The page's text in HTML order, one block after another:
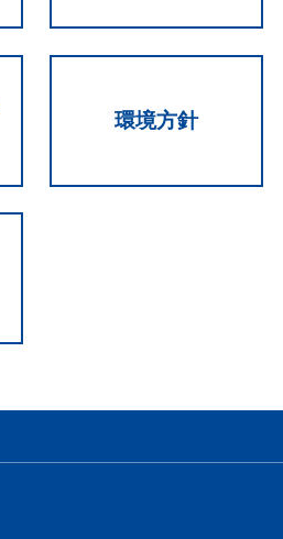
環境方針